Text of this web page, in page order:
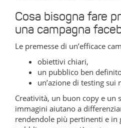
Cosa bisogna fare
una campagna
Le premesse di un’efficace
obiettivi chiari,
un pubblico ben
un’azione di testing sui
Creatività, un buon copy e un
immagini aiutano a
rendendole più pertinenti e in